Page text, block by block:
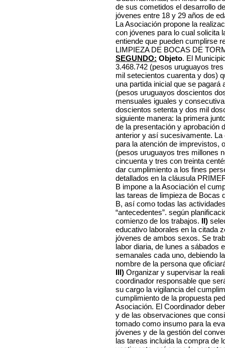
de sus cometidos el desarrollo
jóvenes entre 18 y 29 años de
La Asociación propone la
con jóvenes para lo cual solicita
entiende que pueden cumplirse
LIMPIEZA DE BOCAS DE
SEGUNDO: Objeto. El
3.468.742 (pesos uruguayos
mil setecientos cuarenta y dos)
una partida inicial que se pagará
(pesos uruguayos doscientos
mensuales iguales y
doscientos setenta y dos mil
siguiente manera: la primera
de la presentación y aprobación
anterior y así sucesivamente.
para la atención de imprevistos,
(pesos uruguayos tres millones
cincuenta y tres con treinta
dar cumplimiento a los fines
detallados en la cláusula
B impone a la Asociación el
las tareas de limpieza de Bocas
B, así como todas las
“antecedentes”. según
comienzo de los trabajos. II)
educativo laborales en la citada
jóvenes de ambos sexos. Se
labor diaria, de lunes a sábados
semanales cada uno, debiendo
nombre de la persona que
III) Organizar y supervisar la
coordinador responsable que
su cargo la vigilancia del
cumplimiento de la propuesta
Asociación. El Coordinador
y de las observaciones que
tomado como insumo para la
jóvenes y de la gestión del
las tareas incluida la compra de